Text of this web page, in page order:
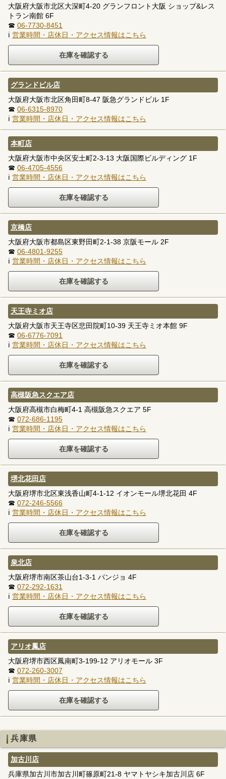
大阪府大阪市北区大深町4-20 グランフロント大阪 ショップ&レス
トラン南館 6F
☎ 06-7730-8451
ℹ 営業時間・店休日・アクセス情報はこちら
グランドビル店
大阪府大阪市北区角田町8-47 阪急グランドビル 1F
☎ 06-6315-8970
ℹ 営業時間・店休日・アクセス情報はこちら
本町店
大阪府大阪市中央区安土町2-3-13 大阪国際ビルディング 1F
☎ 06-4705-4556
ℹ 営業時間・店休日・アクセス情報はこちら
京橋店
大阪府大阪市都島区東野田町2-1-38 京阪モール 2F
☎ 06-4801-9255
ℹ 営業時間・店休日・アクセス情報はこちら
天王寺ミオ店
大阪府大阪市天王寺区悲田院町10-39 天王寺ミオ本館 9F
☎ 06-6776-7091
ℹ 営業時間・店休日・アクセス情報はこちら
高槻阪急スクエア店
大阪府高槻市白梅町4-1 高槻阪急スクエア 5F
☎ 072-686-1195
ℹ 営業時間・店休日・アクセス情報はこちら
堺北花田店
大阪府堺市北区東浅香山町4-1-12 イオンモール堺北花田 4F
☎ 072-246-5566
ℹ 営業時間・店休日・アクセス情報はこちら
泉北店
大阪府堺市南区茶山台1-3-1 パンジョ 4F
☎ 072-292-1631
ℹ 営業時間・店休日・アクセス情報はこちら
アリオ鳳店
大阪府堺市西区鳳南町3-199-12 アリオモール 3F
☎ 072-260-3007
ℹ 営業時間・店休日・アクセス情報はこちら
兵庫県
加古川店
兵庫県加古川市加古川町篠原町21-8 ヤマトヤシキ加古川店 6F